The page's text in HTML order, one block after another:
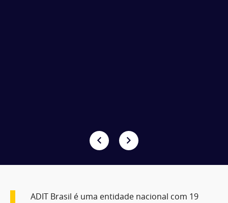
ADIT Brasil é uma entidade nacional com 19